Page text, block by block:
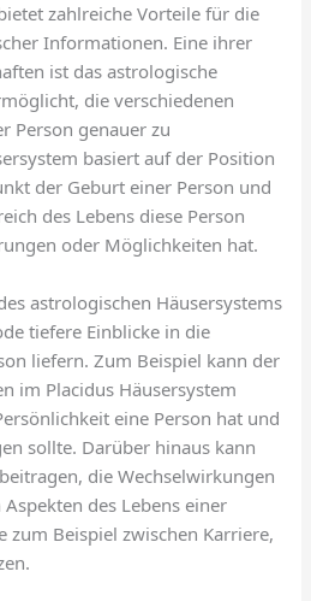
zahlreiche Vorteile für die
Informationen. Eine ihrer
ist das astrologische
die verschiedenen
Person genauer zu
basiert auf der Position
der Geburt einer Person und
des Lebens diese Person
oder Möglichkeiten hat.
astrologischen Häusersystems
tiefere Einblicke in die
liefern. Zum Beispiel kann der
im Placidus Häusersystem
eine Person hat und
sollte. Darüber hinaus kann
die Wechselwirkungen
des Lebens einer
zum Beispiel zwischen Karriere,